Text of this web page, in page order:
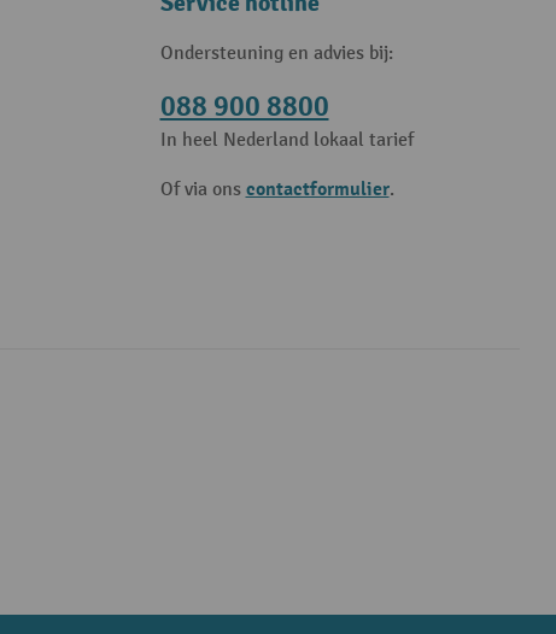
Ondersteuning en advies bij:
088 900 8800
In heel Nederland lokaal tarief
Of via ons contactformulier.